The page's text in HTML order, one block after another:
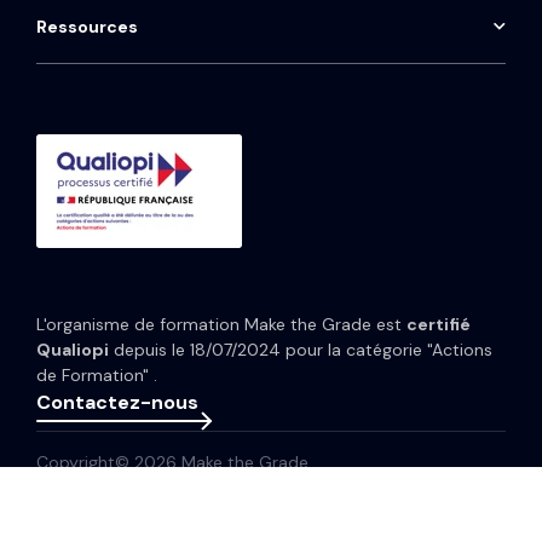
Maintenance CRM
Consulting HubSpot
HubSpot Marketing Hub
HubSpot Service Hub
HubSpot Data Hub
Tarifs HubSpot
Ressources
Études de cas
Portfolio
Espace presse
Glossaire
L'organisme de formation Make the Grade est certifié
Qualiopi depuis le 18/07/2024 pour la catégorie "Actions
de Formation" .
Contactez-nous
Copyright© 2026 Make the Grade